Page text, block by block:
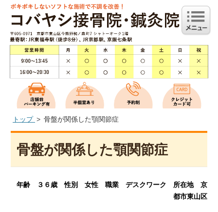
トップ 骨盤が関係した顎関節症
骨盤が関係した顎関節症
年齢 ３６歳 性別 女性 職業 デスクワーク 所在地 京
都市東山区